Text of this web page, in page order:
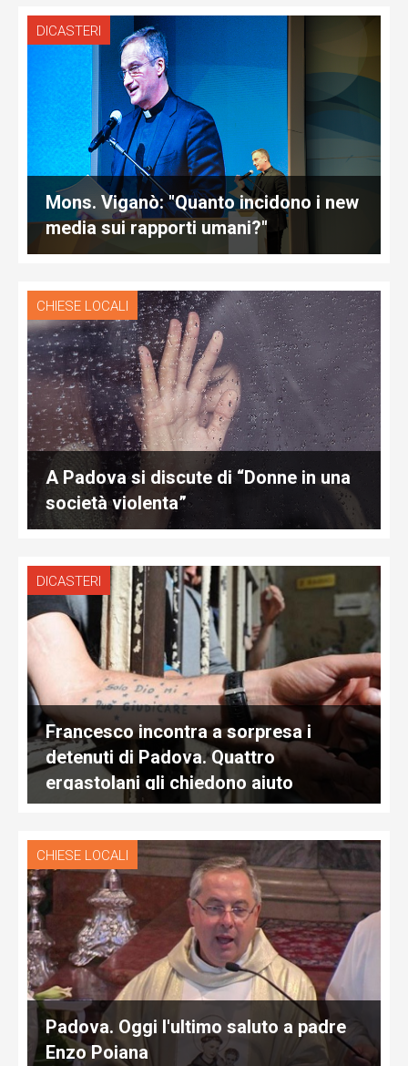
DICASTERI
Mons. Viganò: "Quanto incidono i new
media sui rapporti umani?"
CHIESE LOCALI
A Padova si discute di “Donne in una
società violenta”
DICASTERI
Francesco incontra a sorpresa i
detenuti di Padova. Quattro
ergastolani gli chiedono aiuto
CHIESE LOCALI
Padova. Oggi l'ultimo saluto a padre
Enzo Poiana